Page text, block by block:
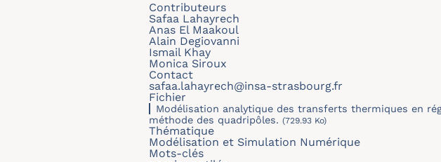
Contributeurs
Safaa Lahayrech
Anas El Maakoul
Alain Degiovanni
Ismail Khay
Monica Siroux
Contact
safaa.lahayrech@insa-strasbourg.fr
Fichier
Modélisation analytique des transferts thermiques en
méthode des quadripôles. (729.93 Ko)
Thématique
Modélisation et Simulation Numérique
Mots-clés